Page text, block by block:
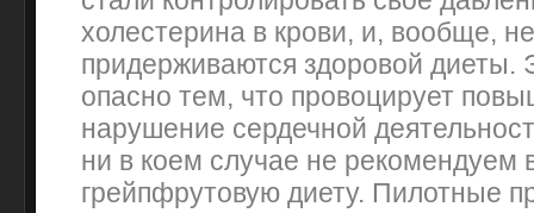
холестерина в крови, и, вообще,
придерживаются здоровой диеты.
опасно тем, что провоцирует
нарушение сердечной
ни в коем случае не рекомендуем
грейпфрутовую диету. Пилотные